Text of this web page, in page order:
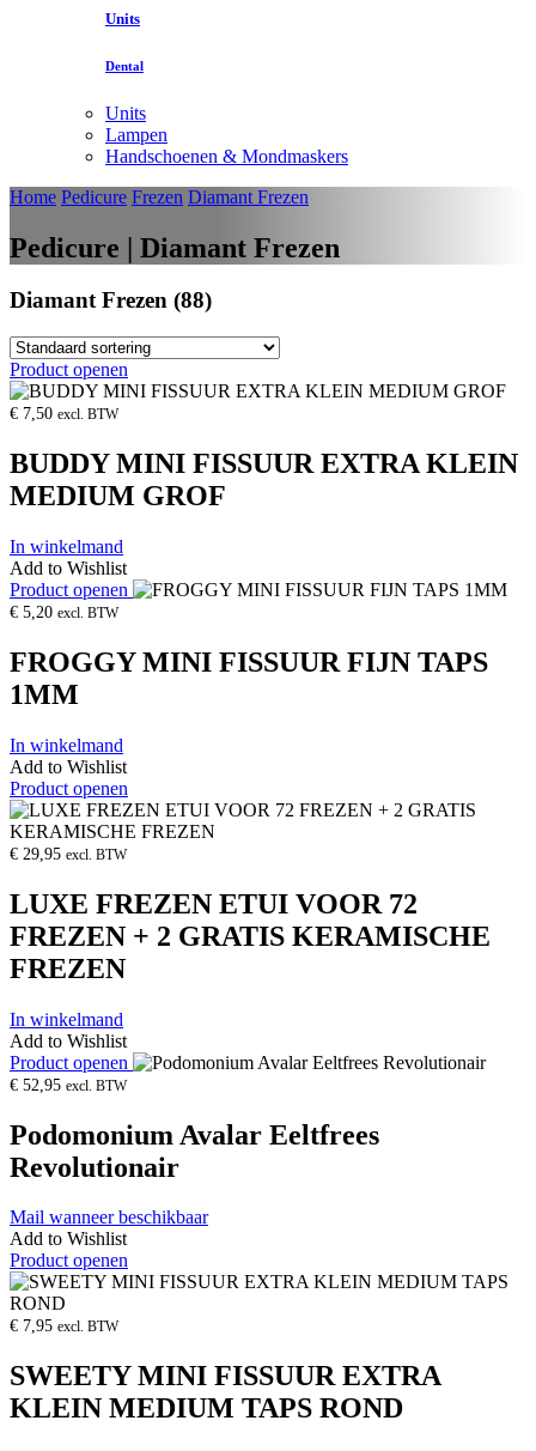
Units
Dental
Units
Lampen
Handschoenen & Mondmaskers
Home Pedicure Frezen Diamant Frezen
Pedicure | Diamant Frezen
Diamant Frezen (88)
Product openen
€ 7,50 excl. BTW
BUDDY MINI FISSUUR EXTRA KLEIN
MEDIUM GROF
In winkelmand
Add to Wishlist
Product openen
€ 5,20 excl. BTW
FROGGY MINI FISSUUR FIJN TAPS
1MM
In winkelmand
Add to Wishlist
Product openen
€ 29,95 excl. BTW
LUXE FREZEN ETUI VOOR 72
FREZEN + 2 GRATIS KERAMISCHE
FREZEN
In winkelmand
Add to Wishlist
Product openen
€ 52,95 excl. BTW
Podomonium Avalar Eeltfrees
Revolutionair
Mail wanneer beschikbaar
Add to Wishlist
Product openen
€ 7,95 excl. BTW
SWEETY MINI FISSUUR EXTRA
KLEIN MEDIUM TAPS ROND